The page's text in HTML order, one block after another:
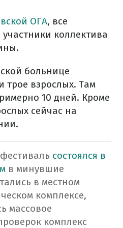
ОГА, все
коллектива
больнице
трое взрослых. Там
10 дней. Кроме
сейчас на
состоялся в
в минувшие
в местном
комплексе,
массовое
комплекс